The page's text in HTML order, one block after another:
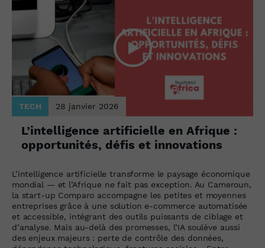
TECH 28 janvier 2026
L’intelligence artificielle en Afrique :
opportunités, défis et innovations
L’intelligence artificielle transforme le paysage économique
mondial — et l’Afrique ne fait pas exception. Au Cameroun,
la start-up Comparo accompagne les petites et moyennes
entreprises grâce à une solution e-commerce automatisée
et accessible, intégrant des outils puissants de ciblage et
d’analyse. Mais au-delà des promesses, l’IA soulève aussi
des enjeux majeurs : perte de contrôle des données,